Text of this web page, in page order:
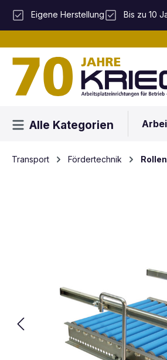
Hauptinhalt springen
Zur Suche springen
Zur Hauptnavigation springen
Eigene Herstellung Bis zu 10
Alle Kategorien
Transport Fördertechnik